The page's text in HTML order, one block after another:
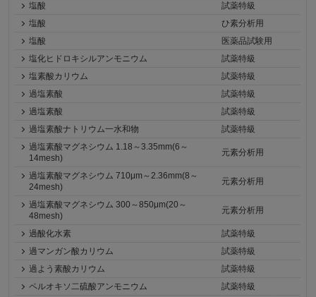
塩酸
試薬特級
塩酸
ひ素分析用
塩酸
医薬品試験用
塩化ヒドロキシルアンモニウム
試薬特級
塩素酸カリウム
試薬特級
過塩素酸
試薬特級
過塩素酸
試薬特級
過塩素酸ナトリウム一水和物
試薬特級
過塩素酸マグネシウム 1.18～3.35mm(6～
14mesh)
元素分析用
過塩素酸マグネシウム 710μm～2.36mm(8～
24mesh)
元素分析用
過塩素酸マグネシウム 300～850μm(20～
48mesh)
元素分析用
過酸化水素
試薬特級
過マンガン酸カリウム
試薬特級
過よう素酸カリウム
試薬特級
ペルオキソ二硫酸アンモニウム
試薬特級